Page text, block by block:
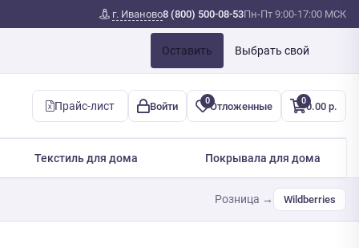
г. Иваново8 (800) 500-08-53Пн-Пт 9:00-17:00 МСК
Оставить Выбрать свой
Прайс-лист Войти 0Отложенные 00.00 р.
Текстиль для дома Покрывала для дома
Розница → Wildberries